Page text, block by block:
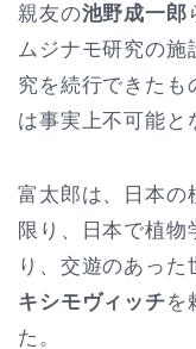
親友の池野成一郎
ムジナモ研究の施
究を続行できたも
は事実上不可能と
富太郎は、日本の
限り、日本で植物
り、交遊のあっ
キシモヴィッチを
た。